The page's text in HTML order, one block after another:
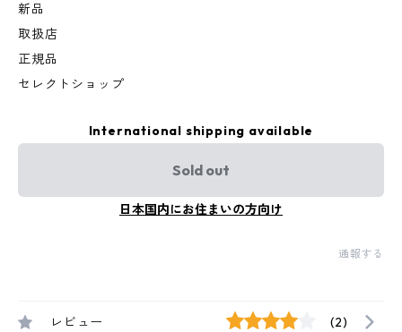
新品
取扱店
正規品
セレクトショップ
International shipping available
Sold out
日本国内にお住まいの方向け
通報する
レビュー (2)